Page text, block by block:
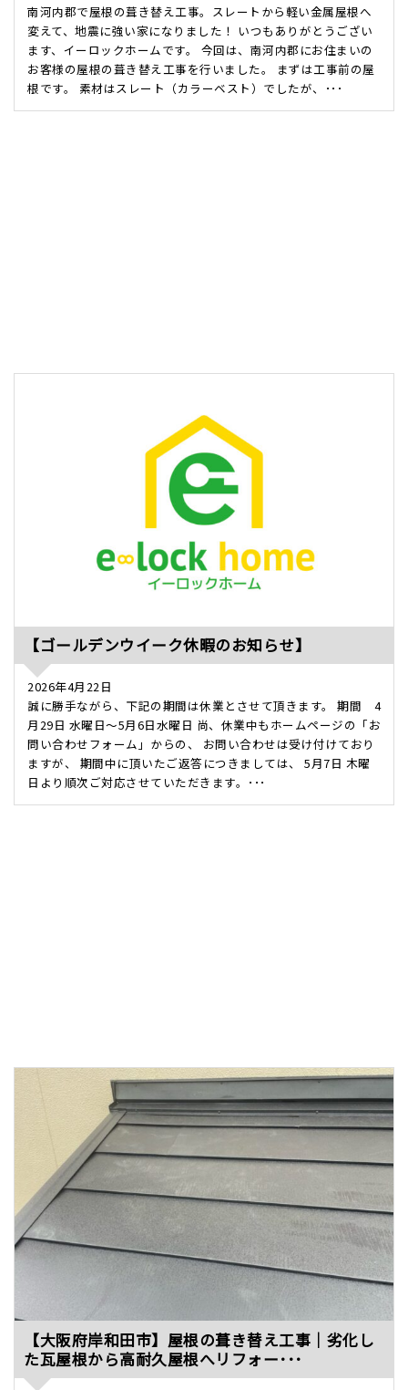
南河内郡で屋根の葺き替え工事。スレートから軽い金属屋根へ
変えて、地震に強い家になりました！ いつもありがとうござい
ます、イーロックホームです。 今回は、南河内郡にお住まいの
お客様の屋根の葺き替え工事を行いました。 まずは工事前の屋
根です。 素材はスレート（カラーベスト）でしたが、･･･
【ゴールデンウイーク休暇のお知らせ】
2026年4月22日
誠に勝手ながら、下記の期間は休業とさせて頂きます。 期間 4
月29日 水曜日～5月6日水曜日 尚、休業中もホームページの「お
問い合わせフォーム」からの、 お問い合わせは受け付けており
ますが、 期間中に頂いたご返答につきましては、 5月7日 木曜
日より順次ご対応させていただきます。･･･
【大阪府岸和田市】屋根の葺き替え工事｜劣化し
た瓦屋根から高耐久屋根へリフォー･･･